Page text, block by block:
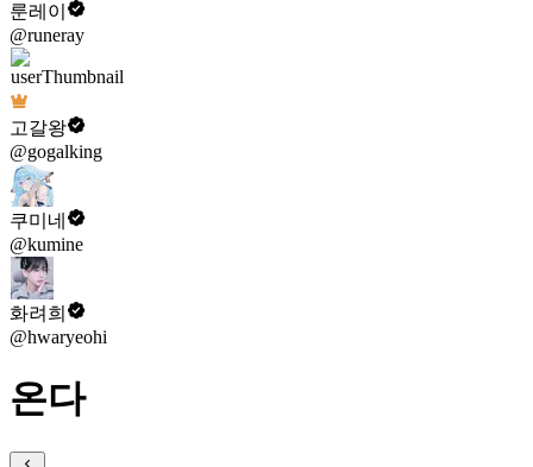
룬레이
@runeray
고갈왕
@gogalking
쿠미네
@kumine
화려희
@hwaryeohi
온다